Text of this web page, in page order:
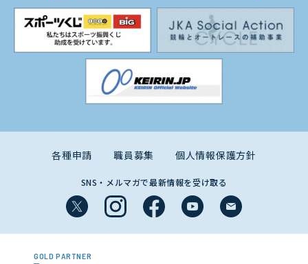
各種申請 職員募集 個人情報保護方針
SNS・メルマガで最新情報を受け取る
GOLD PARTNER